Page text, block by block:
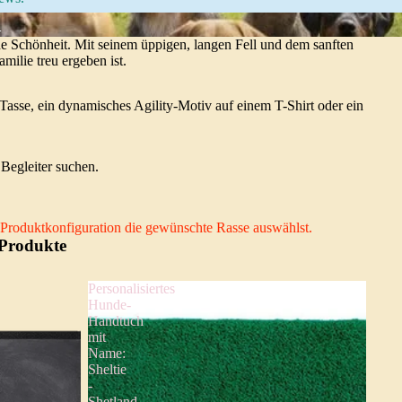
Schönheit. Mit seinem üppigen, langen Fell und dem sanften
treu ergeben ist.
ein dynamisches Agility-Motiv auf einem T-Shirt oder ein
suchen.
die gewünschte Rasse auswählst.
Personalisiertes
Hunde-
Handtuch
mit
Name:
Sheltie
-